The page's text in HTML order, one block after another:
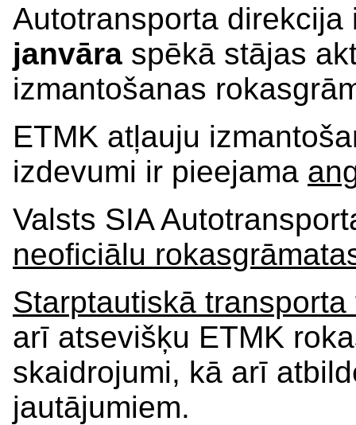
Autotransporta direkcija
janvāra spēkā stājas
izmantošanas
ETMK atļauju
izdevumi ir pieejama
Valsts SIA
neoficiālu
Starptautiskā
arī atsevišķu ETMK
skaidrojumi, kā arī
jautājumiem.